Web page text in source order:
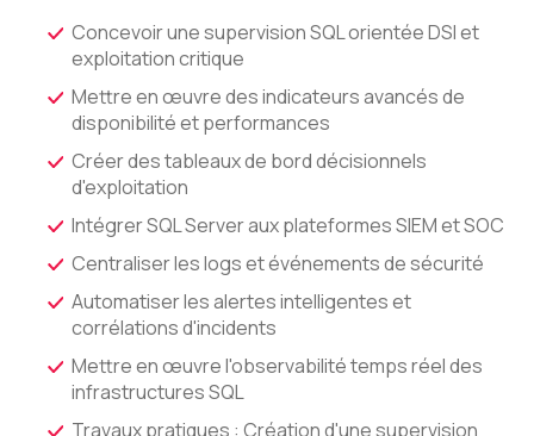
Concevoir une supervision SQL orientée DSI et
exploitation critique
Mettre en œuvre des indicateurs avancés de
disponibilité et performances
Créer des tableaux de bord décisionnels
d'exploitation
Intégrer SQL Server aux plateformes SIEM et SOC
Centraliser les logs et événements de sécurité
Automatiser les alertes intelligentes et
corrélations d'incidents
Mettre en œuvre l'observabilité temps réel des
infrastructures SQL
Travaux pratiques : Création d'une supervision